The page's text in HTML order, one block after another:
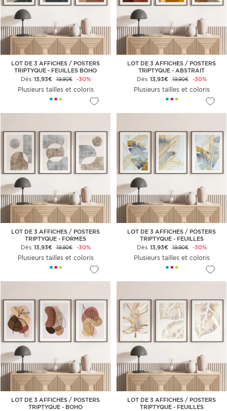
LOT DE 3 AFFICHES / POSTERS
TRIPTYQUE - FEUILLES BOHO
Dès 13,93€ 19,90€ -30%
Plusieurs tailles et coloris
LOT DE 3 AFFICHES / POSTERS
TRIPTYQUE - ABSTRAIT
Dès 13,93€ 19,90€ -30%
Plusieurs tailles et coloris
LOT DE 3 AFFICHES / POSTERS
TRIPTYQUE - FORMES
GÉOMÉTRIQUES
Dès 13,93€ 19,90€ -30%
Plusieurs tailles et coloris
LOT DE 3 AFFICHES / POSTERS
TRIPTYQUE - FEUILLES
Dès 13,93€ 19,90€ -30%
Plusieurs tailles et coloris
LOT DE 3 AFFICHES / POSTERS
TRIPTYQUE - BOHO
LOT DE 3 AFFICHES / POSTERS
TRIPTYQUE - FEUILLES